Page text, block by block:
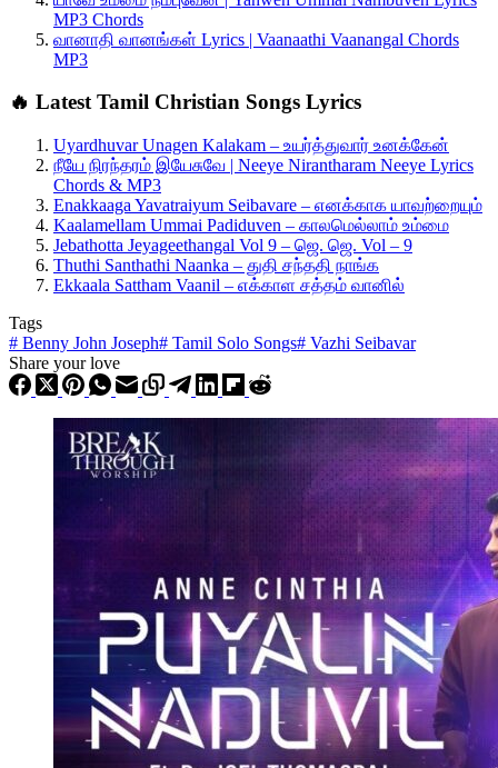
MP3 Chords
வானாதி வானங்கள் Lyrics | Vaanaathi Vaanangal Chords
MP3
🔥 Latest Tamil Christian Songs Lyrics
Uyardhuvar Unagen Kalakam – உயர்த்துவார் உனக்கேன்
நீயே நிரந்தரம் இயேசுவே | Neeye Nirantharam Neeye Lyrics
Chords & MP3
Enakkaaga Yavatraiyum Seibavare – எனக்காக யாவற்றையும்
Kaalamellam Ummai Padiduven – காலமெல்லாம் உம்மை
Jebathotta Jeyageethangal Vol 9 – ஜெ. ஜெ. Vol – 9
Thuthi Santhathi Naanka – துதி சந்ததி நாங்க
Ekkaala Sattham Vaanil – எக்காள சத்தம் வானில்
Tags
# Benny John Joseph# Tamil Solo Songs# Vazhi Seibavar
Share your love